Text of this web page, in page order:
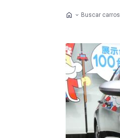
Buscar carros